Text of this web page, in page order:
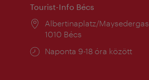
Tourist-Info Bécs
Helyszín:
Albertinaplatz/
1010 Bécs
Nyitva
Naponta 9-18 óra között